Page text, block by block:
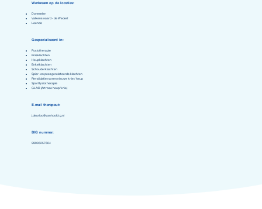
Werkzaam op de locaties:
Dommelen
Valkenswaard - de Wedert
Leende
Gespecialiseerd in:
Fysiotherapie
Knieklachten
Heupklachten
Enkelklachten
Schouderklachten
Spier- en peesgerelateerde klachten
Revalidatie na een nieuwe knie / heup
Sportfysiotherapie
GLA:D (Artrose heup/knie)
E-mail therapeut:
j.deurloo@vanhoofctg.nl
BIG nummer:
99935257604